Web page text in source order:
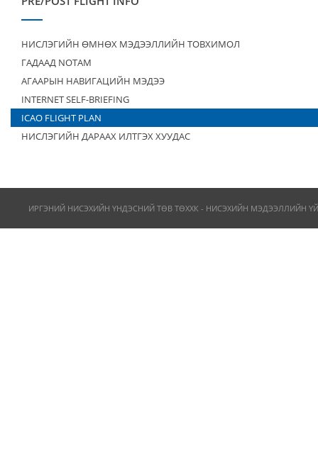
НИСЛЭГИЙН ӨМНӨХ МЭДЭЭЛЛИЙН ТОВХИМОЛ
ГАДААД NOTAM
АГААРЫН НАВИГАЦИЙН МЭДЭЭ
INTERNET SELF-BRIEFING
ICAO FLIGHT PLAN
НИСЛЭГИЙН ДАРААХ ИЛТГЭХ ХУУДАС
ИРГЭНИЙ НИСЭХИЙН ҮНДЭСНИЙ ТӨВ ТӨХХК - НИСЭХИЙН МЭДЭЭЛЛИЙН